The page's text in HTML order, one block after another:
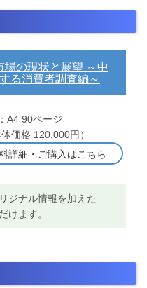
の現状と展望 ～中
る消費者調査編～
A4 90ページ
価格 120,000円）
詳細・ご購入はこちら
ジナル情報を加えた
けます。